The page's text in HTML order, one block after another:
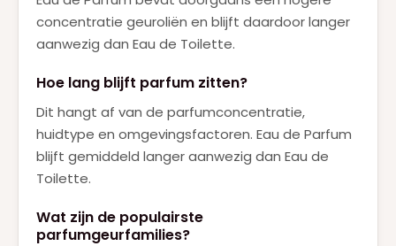
concentratie geuroliën en blijft daardoor langer
aanwezig dan Eau de Toilette.
Hoe lang blijft parfum zitten?
Dit hangt af van de parfumconcentratie,
huidtype en omgevingsfactoren. Eau de Parfum
blijft gemiddeld langer aanwezig dan Eau de
Toilette.
Wat zijn de populairste
parfumgeurfamilies?